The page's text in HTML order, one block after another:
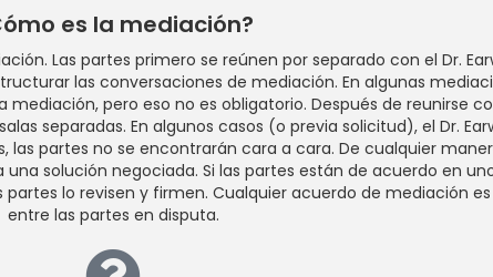
es la mediación?
Las partes primero se reúnen por separado con el Dr.
las conversaciones de mediación. En algunas
pero eso no es obligatorio. Después de reunirse
separadas. En algunos casos (o previa solicitud), el Dr.
partes no se encontrarán cara a cara. De cualquier
solución negociada. Si las partes están de acuerdo en
lo revisen y firmen. Cualquier acuerdo de mediación
entre las partes en disputa.